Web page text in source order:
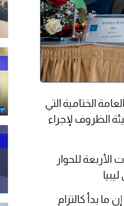
العامة الختامية التي
الظروف لإجراء
للحوار
ما بدأ كالتزام